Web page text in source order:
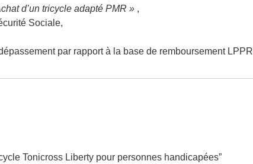
d’un tricycle adapté PMR » ,
Sociale,
par rapport à la base de remboursement
Tonicross Liberty pour personnes handicapées”